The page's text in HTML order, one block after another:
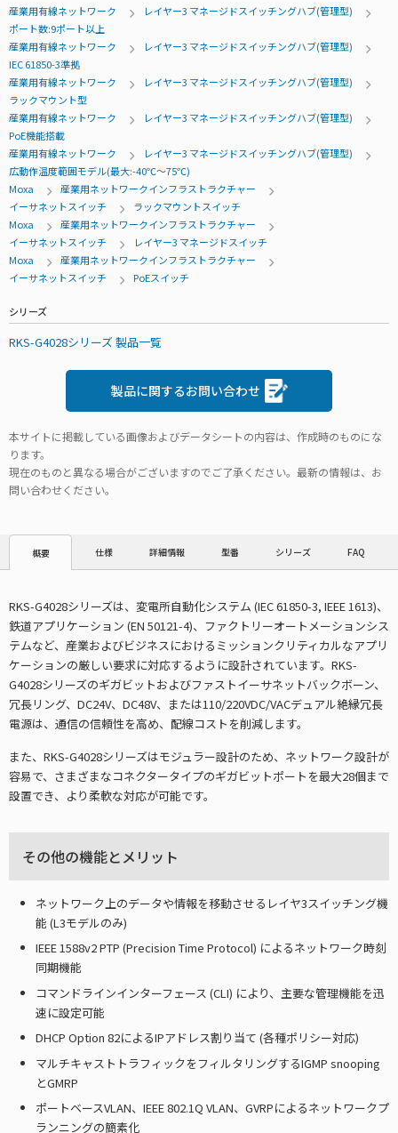
産業用有線ネットワーク
レイヤー3 マネージドスイッチングハブ(管理型)
ポート数:9ポート以上
産業用有線ネットワーク
レイヤー3 マネージドスイッチングハブ(管理型)
IEC 61850-3準拠
産業用有線ネットワーク
レイヤー3 マネージドスイッチングハブ(管理型)
ラックマウント型
産業用有線ネットワーク
レイヤー3 マネージドスイッチングハブ(管理型)
PoE機能搭載
産業用有線ネットワーク
レイヤー3 マネージドスイッチングハブ(管理型)
広動作温度範囲モデル(最大:-40℃～75℃)
Moxa
産業用ネットワークインフラストラクチャー
イーサネットスイッチ
ラックマウントスイッチ
Moxa
産業用ネットワークインフラストラクチャー
イーサネットスイッチ
レイヤー3 マネージドスイッチ
Moxa
産業用ネットワークインフラストラクチャー
イーサネットスイッチ
PoEスイッチ
シリーズ
RKS-G4028シリーズ 製品一覧
製品に関するお問い合わせ
本サイトに掲載している画像およびデータシートの内容は、作成時のものにな
ります。
現在のものと異なる場合がございますのでご了承ください。最新の情報は、お
問い合わせください。
概要 仕様 詳細情報 型番 シリーズ FAQ
RKS-G4028シリーズは、変電所自動化システム (IEC 61850-3, IEEE 1613)、
鉄道アプリケーション (EN 50121-4)、ファクトリーオートメーションシス
テムなど、産業およびビジネスにおけるミッションクリティカルなアプリ
ケーションの厳しい要求に対応するように設計されています。RKS-
G4028シリーズのギガビットおよびファストイーサネットバックボーン、
冗長リング、DC24V、DC48V、または110/220VDC/VACデュアル絶縁冗長
電源は、通信の信頼性を高め、配線コストを削減します。
また、RKS-G4028シリーズはモジュラー設計のため、ネットワーク設計が
容易で、さまざまなコネクタータイプのギガビットポートを最大28個まで
設置でき、より柔軟な対応が可能です。
その他の機能とメリット
ネットワーク上のデータや情報を移動させるレイヤ3スイッチング機
能 (L3モデルのみ)
IEEE 1588v2 PTP (Precision Time Protocol) によるネットワーク時刻
同期機能
コマンドラインインターフェース (CLI) により、主要な管理機能を迅
速に設定可能
DHCP Option 82によるIPアドレス割り当て (各種ポリシー対応)
マルチキャストトラフィックをフィルタリングするIGMP snooping
とGMRP
ポートベースVLAN、IEEE 802.1Q VLAN、GVRPによるネットワークプ
ランニングの簡素化